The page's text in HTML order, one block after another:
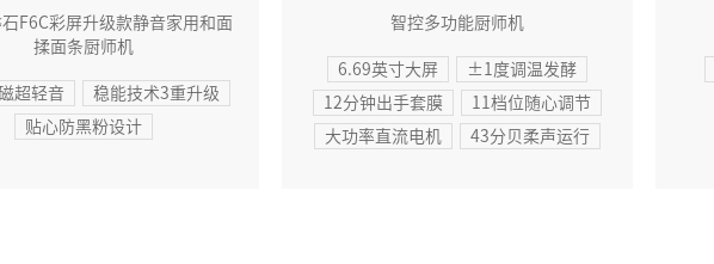
F6C彩屏升级款静音家用和面
揉面条厨师机
超轻音
稳能技术3重升级
贴心防黑粉设计
智控多功能厨师机
6.69英寸大屏
±1度调温发酵
12分钟出手套膜
11档位随心调节
大功率直流电机
43分贝柔声运行